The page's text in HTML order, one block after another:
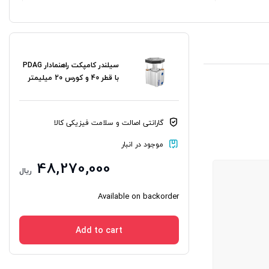
سیلندر کامپکت راهنمادار PDAG
با قطر 40 و کورس 20 میلیمتر
گارانتی اصالت و سلامت فیزیکی کالا
موجود در انبار
48,270,000 ریال
Available on backorder
Add to cart